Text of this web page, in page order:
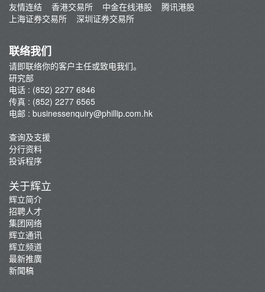
友情连结
香港交易所 中金在线港股
腾讯港股
上海证券交易所
深圳证券交易所
联络我们
请即联络你的客户主任或致电我们。
研究部
电话 : (852) 2277 6846
传真 : (852) 2277 6565
电邮 : businessenquiry@phillip.com.hk
查询及支援
分行资料
投诉程序
关于辉立
辉立简介
招聘人才
集团网络
辉立通讯
辉立频道
最新推廣
新聞稿